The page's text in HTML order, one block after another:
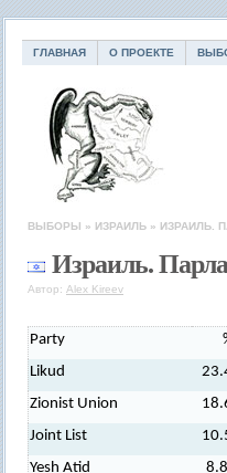
ГЛАВНАЯ О ПРОЕКТЕ
ВЫБОРЫ » ИЗРАИЛЬ » ИЗРАИЛЬ.
Израиль.
Автор: Alex Kireev
Party
Likud
Zionist Union
Joint List
Yesh Atid